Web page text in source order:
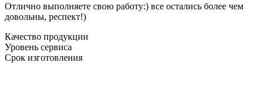
Отлично выполняете свою работу:) все остались более чем
довольны, респект!)
Качество продукции
Уровень сервиса
Срок изготовления